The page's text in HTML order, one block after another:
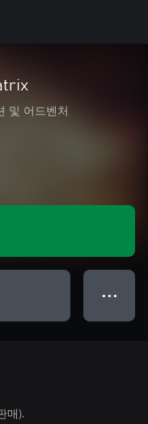
및 어드벤처
● ● ●
매).